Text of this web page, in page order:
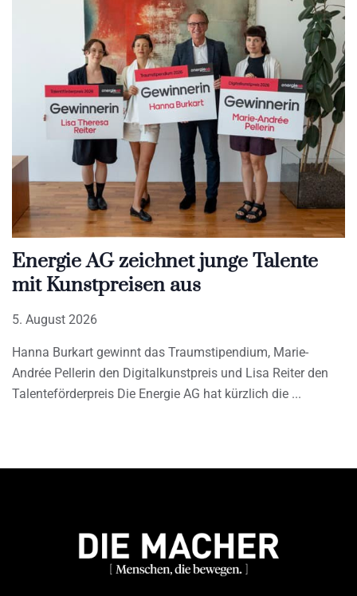
Energie AG zeichnet junge Talente
mit Kunstpreisen aus
5. August 2026
Hanna Burkart gewinnt das Traumstipendium, Marie-
Andrée Pellerin den Digitalkunstpreis und Lisa Reiter den
Talenteförderpreis Die Energie AG hat kürzlich die